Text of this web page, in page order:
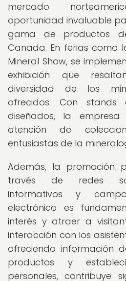
mercado
oportunidad invaluable
gama de productos
Canada. En ferias como
Mineral Show, se
exhibición que
diversidad de los
ofrecidos. Con
diseñados, la
atención de
entusiastas de la
Además, la promoción
través de redes
informativos y
electrónico es
interés y atraer a
interacción con los
ofreciendo información
productos y
personales, contribuye